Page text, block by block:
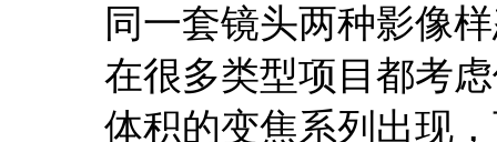
同一套镜头两种影像
在很多类型项目都考
体积的变焦系列出现